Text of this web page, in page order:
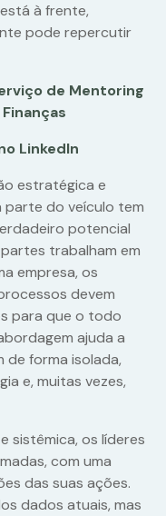
à frente,
pode repercutir
de Mentoring
LinkedIn
estratégica e
parte do veículo tem
potencial
trabalham em
empresa, os
devem
para que o todo
ajuda a
de forma isolada,
e, muitas vezes,
sistêmica, os líderes
com uma
das suas ações.
dados atuais, mas